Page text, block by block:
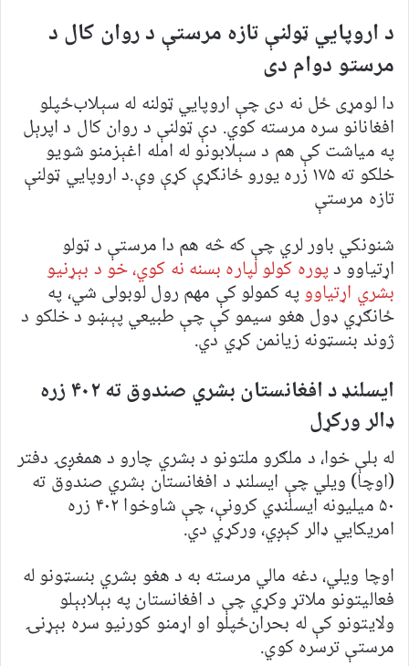
د اروپايي ټولنې تازه مرستې د روان کال د
مرستو دوام دی
دا لومړی ځل نه دی چې اروپايي ټولنه له سېلاب‌ځپلو
افغانانو سره مرسته کوي. دې ټولنې د روان کال د اپرېل
په میاشت کې هم د سېلابونو له امله اغېزمنو شویو
خلکو ته ۱۷۵ زره یورو ځانګړې کړې وې.د اروپايي ټولنې
تازه مرستې
شنونکي باور لري چې که څه هم دا مرستې د ټولو
اړتیاوو دپوره کولو لپاره بسنه نه کوي، خو د بېړنیو
بشري اړتیاووپه کمولو کې مهم رول لوبولی شي، په
ځانګړي ډول هغو سیمو کې چې طبیعي پېښو د خلکو د
ژوند بنسټونه زیانمن کړي دي.
ایسلنډ د افغانستان بشري صندوق ته ۴۰۲ زره
ډالر ورکړل
له بلې خوا، د ملګرو ملتونو د بشري چارو د همغږۍ دفتر
(اوچا) ویلي چې ایسلنډ د افغانستان بشري صندوق ته
۵۰ میلیونه ایسلنډي کرونې، چې شاوخوا ۴۰۲ زره
امریکايي ډالر کېږي، ورکړي دي.
اوچا ویلي، دغه مالي مرسته به د هغو بشري بنسټونو له
فعالیتونو ملاتړ وکړي چې د افغانستان په بېلابېلو
ولایتونو کې له بحران‌ځپلو او اړمنو کورنیو سره بېړنۍ
مرستې ترسره کوي.